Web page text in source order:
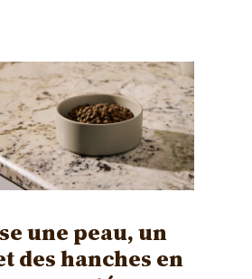
une peau, un
des hanches en